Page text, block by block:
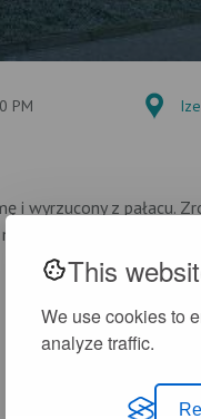
This
We use cookies to
analyze traffic.
PM
i wyrzucony z pałacu.
tronie".